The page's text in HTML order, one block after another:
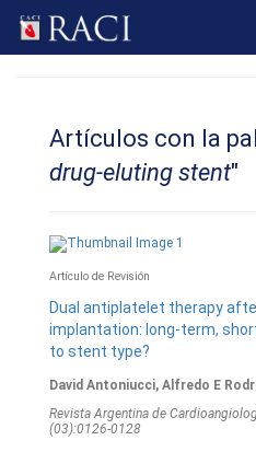
Artículos con la
drug-eluting stent"
Artículo de Revisión
Dual antiplatelet therapy
implantation: long-term,
to stent type?
David Antoniucci, Alfredo E
Revista Argentina de
(03):0126-0128